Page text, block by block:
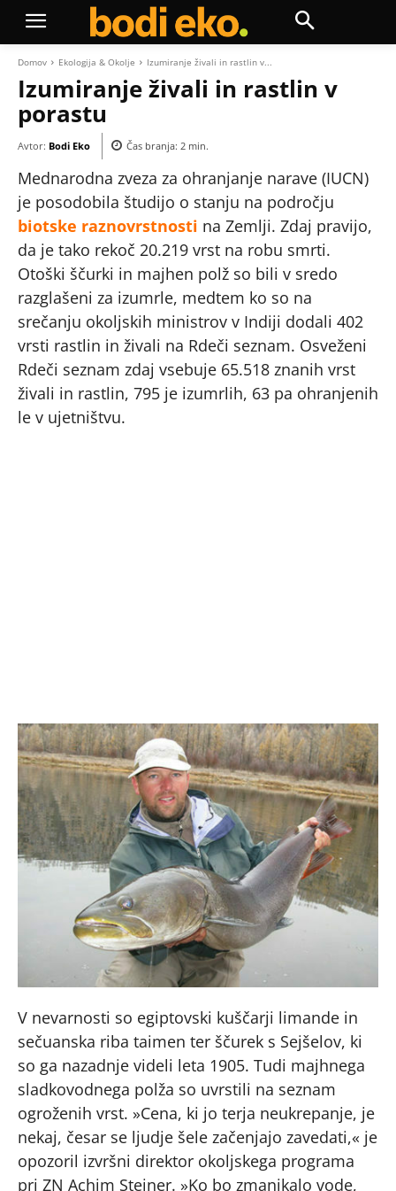
Domov Ekologija & Okolje Izumiranje živali in rastlin v...
Izumiranje živali in rastlin v
porastu
Avtor: Bodi Eko Čas branja: 2 min.
Mednarodna zveza za ohranjanje narave (IUCN)
je posodobila študijo o stanju na področju
biotske raznovrstnosti na Zemlji. Zdaj pravijo,
da je tako rekoč 20.219 vrst na robu smrti.
Otoški ščurki in majhen polž so bili v sredo
razglašeni za izumrle, medtem ko so na
srečanju okoljskih ministrov v Indiji dodali 402
vrsti rastlin in živali na Rdeči seznam. Osveženi
Rdeči seznam zdaj vsebuje 65.518 znanih vrst
živali in rastlin, 795 je izumrlih, 63 pa ohranjenih
le v ujetništvu.
V nevarnosti so egiptovski kuščarji limande in
sečuanska riba taimen ter ščurek s Sejšelov, ki
so ga nazadnje videli leta 1905. Tudi majhnega
sladkovodnega polža so uvrstili na seznam
ogroženih vrst. »Cena, ki jo terja neukrepanje, je
nekaj, česar se ljudje šele začenjajo zavedati,« je
opozoril izvršni direktor okoljskega programa
pri ZN Achim Steiner. »Ko bo zmanjkalo vode,